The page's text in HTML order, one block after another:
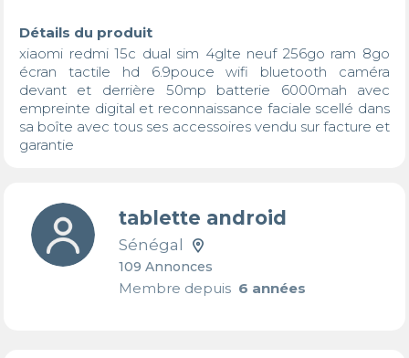
Détails du produit
xiaomi redmi 15c dual sim 4glte neuf 256go ram 8go
écran tactile hd 6.9pouce wifi bluetooth caméra
devant et derrière 50mp batterie 6000mah avec
empreinte digital et reconnaissance faciale scellé dans
sa boîte avec tous ses accessoires vendu sur facture et
garantie
tablette android
Sénégal
109 Annonces
Membre depuis6 années